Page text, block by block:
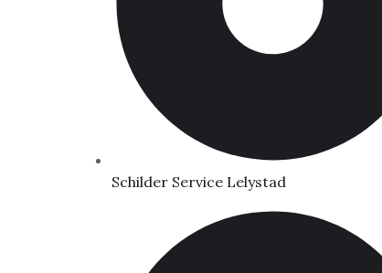
Schilder Service Lelystad